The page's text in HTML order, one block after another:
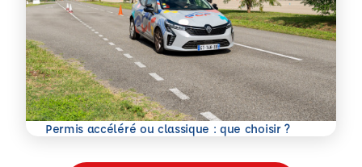
Permis accéléré ou classique : que choisir ?
En savoir plus